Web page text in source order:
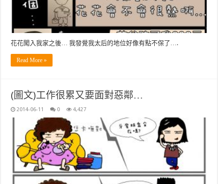
花花闖入我家之後… 我發覺我太后的地位好像有點不保了….
Read More »
(圖文)工作很累又要面對惡鄰…
2014-06-11 0 4,427